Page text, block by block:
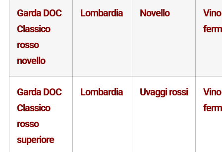
Garda DOC
Classico
rosso
novello
Lombardia Novello
Vino
Garda DOC
Classico
rosso
superiore
Lombardia Uvaggi rossi
Vino